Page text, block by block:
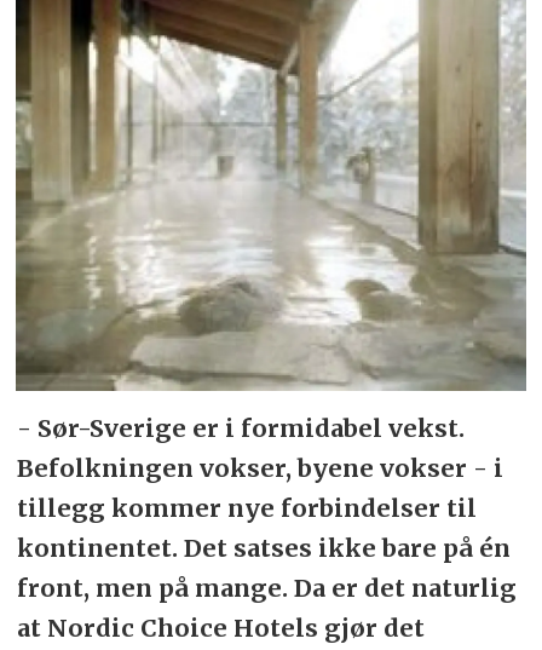
- Sør-Sverige er i formidabel vekst.
Befolkningen vokser, byene vokser - i
tillegg kommer nye forbindelser til
kontinentet. Det satses ikke bare på én
front, men på mange. Da er det naturlig
at Nordic Choice Hotels gjør det